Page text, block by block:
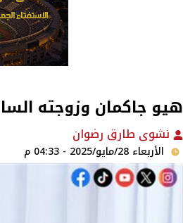
هيو جاكمان وزوجته
نشوى طارق رضوان
الأربعاء 28/مايو/2025 - 04:33 م